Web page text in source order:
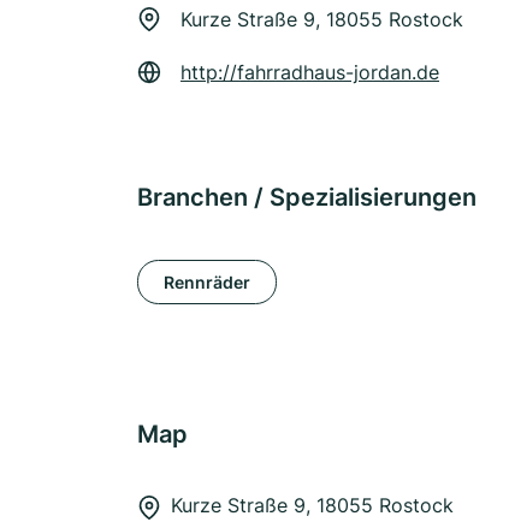
Kurze Straße 9, 18055 Rostock
http://fahrradhaus-jordan.de
Branchen / Spezialisierungen
Rennräder
Map
Kurze Straße 9, 18055 Rostock